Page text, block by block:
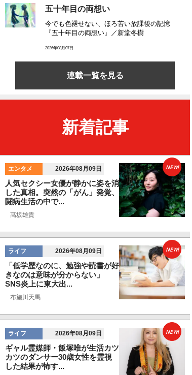
五十年目の両想い
今でも色褪せない、ほろ苦い放課後の記憶
『五十年目の両想い』／新堂冬樹
2026年08月07日
連載一覧を見る
新着記事
エンタメ 2026年08月09日
人気セクシー女優が静かに姿を消
した真相。突然の「がん」発覚、
闘病生活の中で...
髙坂雄貴
NEW!
ライフ 2026年08月09日
「低学歴なのに、勉強や読書が好
きなのは意味が分からない」
SNS炎上に東大出...
布施川天馬
NEW!
ライフ 2026年08月09日
ギャル霊媒師・飯塚唯が生活カツ
カツのダンサー30歳女性を霊視
した結果が怖す...
NEW!